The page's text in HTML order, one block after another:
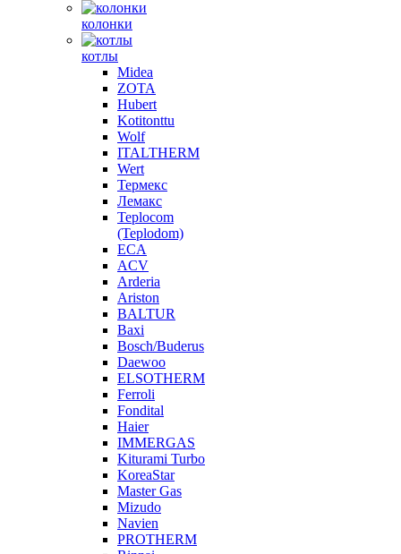
колонки
котлы
Midea
ZOTA
Hubert
Kotitonttu
Wolf
ITALTHERM
Wert
Термекс
Лемакс
Teplocom
(Teplodom)
ECA
ACV
Arderia
Ariston
BALTUR
Baxi
Bosch/Buderus
Daewoo
ELSOTHERM
Ferroli
Fondital
Haier
IMMERGAS
Kiturami Turbo
KoreaStar
Master Gas
Mizudo
Navien
PROTHERM